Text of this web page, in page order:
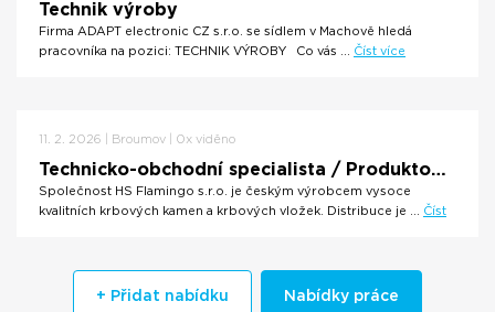
Technik výroby
Firma ADAPT electronic CZ s.r.o. se sídlem v Machově hledá
pracovníka na pozici: TECHNIK VÝROBY Co vás ... Číst více
11. 2. 2026 | Broumov | 0x viděno
Technicko-obchodní specialista / Produktový poradce
Společnost HS Flamingo s.r.o. je českým výrobcem vysoce
kvalitních krbových kamen a krbových vložek. Distribuce je ... Číst
+ Přidat nabídku Nabídky práce